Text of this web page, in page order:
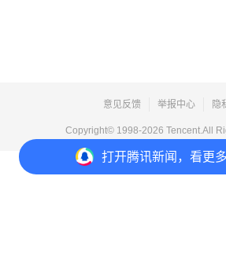
打开腾讯新闻，看更
意见反馈 举报中心 隐
Copyright© 1998-2026 Tencent.All